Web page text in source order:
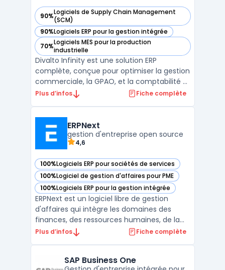
90%Logiciels de Supply Chain Management
(SCM)
— voir Divalto Infinity dans cette catégorie
90%Logiciels ERP pour la gestion intégrée
— voir Divalto Infinity dans cette catégorie
70%Logiciels MES pour la production
industrielle
— voir Divalto Infinity dans cette catégorie
Divalto Infinity est une solution ERP
complète, conçue pour optimiser la gestion
commerciale, la GPAO, et la comptabilité et
finances des PME et ETI. Ce logiciel intègre
l'inventaire et une précision accrue des
données de sto ...
Plus d’infos Fiche complète
ERPNext
gestion d'entreprise open source
4,6
100%Logiciels ERP pour sociétés de services
— voir ERPNext dans cette catégorie
100%Logiciel de gestion d'affaires pour PME
— voir ERPNext dans cette catégorie
100%Logiciels ERP pour la gestion intégrée
— voir ERPNext dans cette catégorie
ERPNext est un logiciel libre de gestion
d'affaires qui intègre les domaines des
finances, des ressources humaines, de la
production, de la vente et des services. Il
vue 360° sur l'ensemble des processus
Plus d’infos Fiche complète
SAP Business One